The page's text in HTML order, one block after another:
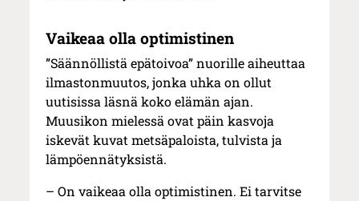
Vaikeaa olla optimistinen
”Säännöllistä epätoivoa” nuorille aiheuttaa
ilmastonmuutos, jonka uhka on ollut
uutisissa läsnä koko elämän ajan.
Muusikon mielessä ovat päin kasvoja
iskevät kuvat metsäpaloista, tulvista ja
lämpöennätyksistä.
– On vaikeaa olla optimistinen. Ei tarvitse